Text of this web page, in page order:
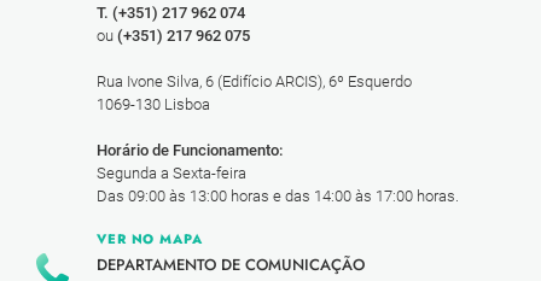
T. (+351) 217 962 074
ou (+351) 217 962 075
Rua Ivone Silva, 6 (Edifício ARCIS), 6º Esquerdo
1069-130 Lisboa
Horário de Funcionamento:
Segunda a Sexta-feira
Das 09:00 às 13:00 horas e das 14:00 às 17:00 horas.
VER NO MAPA
DEPARTAMENTO DE COMUNICAÇÃO